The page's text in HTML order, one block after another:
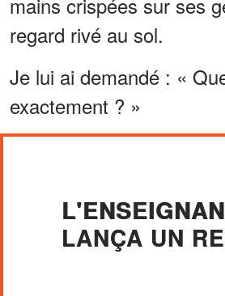
regard rivé au sol.
Je lui ai demandé : «
exactement ? »
LANÇA UN